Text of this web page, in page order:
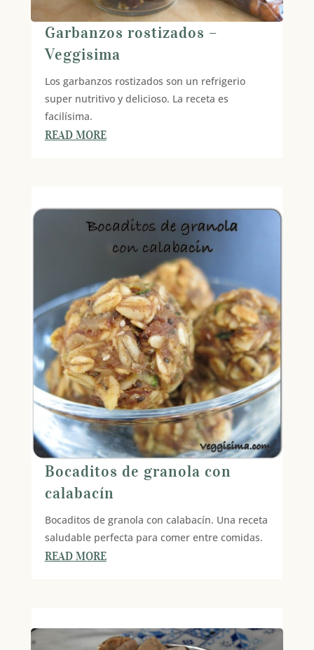
Garbanzos rostizados –
Veggisima
Los garbanzos rostizados son un refrigerio
super nutritivo y delicioso. La receta es
facilísima.
READ MORE
Bocaditos de granola con
calabacín
Bocaditos de granola con calabacín. Una receta
saludable perfecta para comer entre comidas.
READ MORE